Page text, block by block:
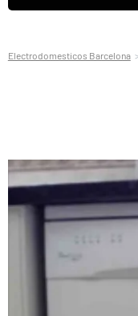
Electrodomesticos Barcelona